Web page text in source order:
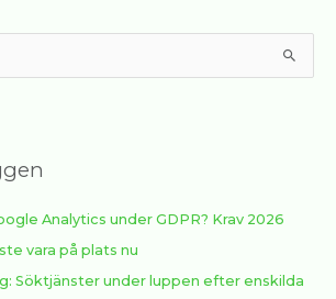
Analytics under GDPR? Krav 2026
vara på plats nu
Söktjänster under luppen efter enskilda